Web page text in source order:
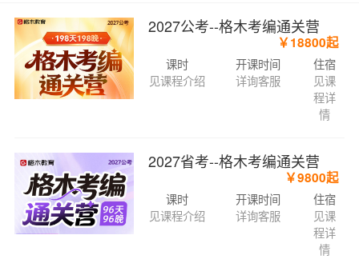
2027公考--格木考编通关营
￥18800起
课时
见课程介绍
开课时间
详询客服
住宿
见课
程详
情
2027省考--格木考编通关营
￥9800起
课时
见课程介绍
开课时间
详询客服
住宿
见课
程详
情